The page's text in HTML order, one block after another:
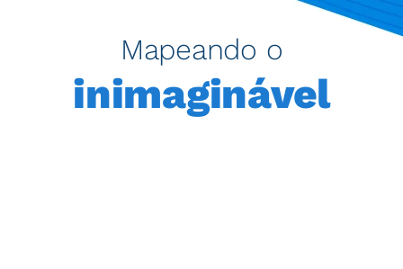
Mapeando o
inimaginável